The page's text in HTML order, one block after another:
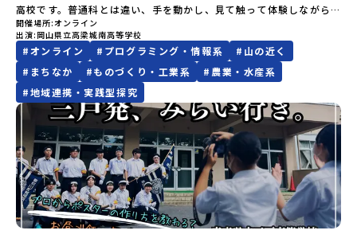
や地域活性モデルをつくり続けています。名 称：一般財団法人地
域・教育魅力化プラットフォーム設 立：2017年3月代表者：岩本
悠所在地：〒690-0842 島根県松江市東本町二丁目25-6 みらい
BASE2階公式HP：http://c-platform.or.jp/お問い合わせ先担
当：小川・小原E-mail：info@miratabi.jp「おためし地域留学体
験」のプログラム開催情報を公式LINEにて配信中！ぜひご登録くだ
さい♪地域みらい留学公式LINE
とお届けします。お申し込み：https://c-
mirai.jp/events/064069お気軽にどうぞ！「はじめての一人旅だ
けど大丈夫？」「どんな体験ができるの？」そんな保護者様の不安
や、中学生のみなさんの素朴な疑問にスタッフが直接お答えしま
す。チャットでの質問も可能ですので、ぜひご自宅からリラックス
してご参加ください。▼お申し込み前に必ずご確認ください・参加
規約への同意プログラムへの参加申し込みいただく前に、「お申し
込みに関する各規約」への同意が必須となります。ご確認くださ
い。・抽選による参加者決定についてお申込みいただいた方の中か
ら抽選の上、締め切り日から1週間を目途に、お申し込み時に記入い
ただいたメールアドレス宛に「当選／落選メール」をお送りいたし
ます。当選者は、メールに記載された「当選確認フォーム」に３日
以内に回答いただき、確認フォームの提出をもって参加確定とさせ
ていただきます。当選確認フォームの期日までにご回答いただけな
い場合は、当選を取り消しとさせていただきます。当選取り消しが
者のご負担となります・集合場所までの往復交通費・お土産代や自
由時間の個人飲食費などの個人的費用【募集人数】最大10名（お申
し込み多数の場合は抽選の上決定）【参加者決定】お申し込み多数
の場合は、締め切り後1週間を目途に当落結果をご連絡いたします。
【申し込み受付期間】6月8日(月)12：00 から 6月22日(月) 12：00
まで疑問も不安もワクワクに変える！「おためし地域留学」ステッ
プアップ説明会プログラムの内容を詳しく知りたい方や、お申し込
みを迷われている方向けにZoomでのオンライン配信を行います。
知りたい情報のレベルに合わせて、以下の2つのステップをご活用く
ださい。【STEP 1】全体オンライン説明会（アーカイブ動画を公開
中！）〜まずは「おためし地域留学」を知りたい方へ〜日本全国20
以上の地域から選んで参加できる「おためし地域留学」の全体像や
魅力について、説明会を開催しました。中学生一人での参加にあた
り、保護者様が特に気になる「安全面」や「事務局のサポート体
制」についても詳しく解説しています。ぜひ、ご自宅からお気軽に
高校です。普通科とは違い、手を動かし、見て触って体験しながら
学べるので、座学より実習多め！自分の「好き」を目一杯楽しみな
がら、先の進路も広がるかも！？今年度から新たに「株式会社」を
設立！自ら稼ぐことも学べちゃいます！高梁城南高校についてはこ
ちらのHPから↓https://www.jonan.okayama-c.ed.jp「高梁城
南高校について、もっと知りたい！」そう思った方は、ぜひ個別に
ご相談ください。・岡山県以外から進学するにはどんな手続きが必
要？・学校でどんなことが学べるのか、具体的に教えて！・入学
後、どんな場所に住むのか？・一人暮らしって本当にできるように
なるの？実際に入学した際のイメージをもっと具体的に知りたい方
にオススメです。＊全国募集で入学した生徒のサポートをしてい
る、暮らしサポーターともお話しできます。楽しい学校生活・授業
についてはこちらのInstagramからも確認できます
↓https://www.instagram.com/t.jonanfhj/個別相談をご希望の
際には、申込後に日時の調整をさせていただきます。お気軽に申し
開催場所 オンライン
出演 岡山県立高梁城南高等学校
#オンライン # プログラミング・情報系 # 山の近く
# まちなか #ものづくり・工業系 # 農業・水産系
#地域連携・実践型探究